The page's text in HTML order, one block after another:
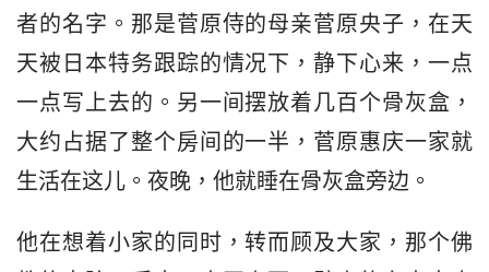
者的名字。那是菅原侍的母亲菅原央子，在天
天被日本特务跟踪的情况下，静下心来，一点
一点写上去的。另一间摆放着几百个骨灰盒，
大约占据了整个房间的一半，菅原惠庆一家就
生活在这儿。夜晚，他就睡在骨灰盒旁边。
他在想着小家的同时，转而顾及大家，那个佛